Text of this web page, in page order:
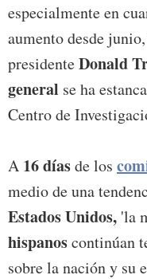
especialmente en
aumento desde
presidenteDonald
general se ha
Centro de
A 16 díasde los
medio de una
Estados Unidos, 'la
hispanoscontinúan
sobre la nación y su